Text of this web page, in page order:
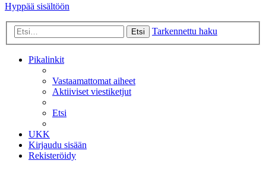
Hyppää sisältöön
Etsi Tarkennettu haku
Pikalinkit
Vastaamattomat aiheet
Aktiiviset viestiketjut
Etsi
UKK
Kirjaudu sisään
Rekisteröidy